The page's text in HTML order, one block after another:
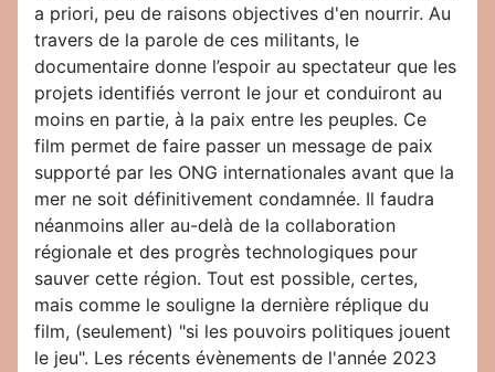
a priori, peu de raisons objectives d'en nourrir. Au
travers de la parole de ces militants, le
documentaire donne l’espoir au spectateur que les
projets identifiés verront le jour et conduiront au
moins en partie, à la paix entre les peuples. Ce
film permet de faire passer un message de paix
supporté par les ONG internationales avant que la
mer ne soit définitivement condamnée. Il faudra
néanmoins aller au-delà de la collaboration
régionale et des progrès technologiques pour
sauver cette région. Tout est possible, certes,
mais comme le souligne la dernière réplique du
film, (seulement) "si les pouvoirs politiques jouent
le jeu". Les récents évènements de l'année 2023